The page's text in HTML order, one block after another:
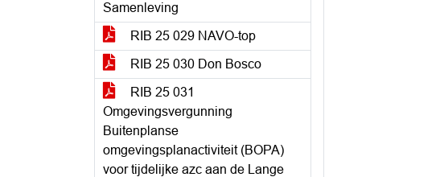
Samenleving
RIB 25 029 NAVO-top
RIB 25 030 Don Bosco
RIB 25 031
Omgevingsvergunning
Buitenplanse
omgevingsplanactiviteit (BOPA)
voor tijdelijke azc aan de Lange